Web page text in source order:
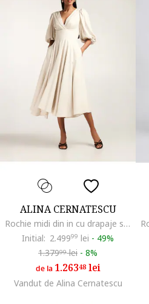
ALINA CERNATESCU
Rochie midi din in cu drapaje si maneci bufante Swan
Initial: 2.49999 lei - 49%
1.37999lei - 8%
de la 1.26348lei
Vandut de Alina Cernatescu